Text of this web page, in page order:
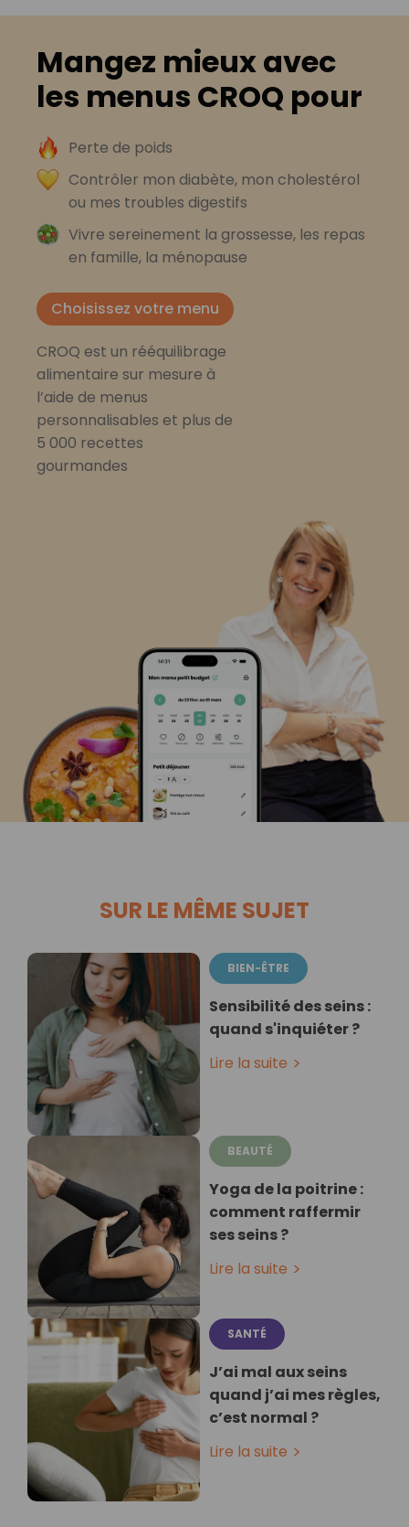
Mangez mieux avec
les menus CROQ pour
Perte de poids
Contrôler mon diabète, mon cholestérol
ou mes troubles digestifs
Vivre sereinement la grossesse, les repas
en famille, la ménopause
Choisissez votre menu
CROQ est un rééquilibrage
alimentaire sur mesure à
l’aide de menus
personnalisables et plus de
5 000 recettes
gourmandes
SUR LE MÊME SUJET
BIEN-ÊTRE
Sensibilité des seins :
quand s'inquiéter ?
Lire la suite
BEAUTÉ
Yoga de la poitrine :
comment raffermir
ses seins ?
Lire la suite
SANTÉ
J’ai mal aux seins
quand j’ai mes règles,
c’est normal ?
Lire la suite